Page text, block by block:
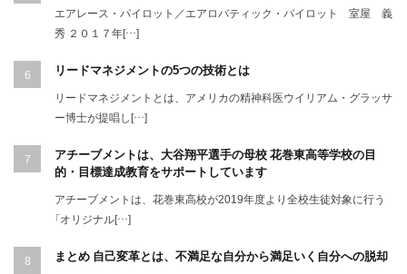
エアレース・パイロット／エアロバティック・パイロット 室屋 義
秀 ２０１７年[…]
リードマネジメントの5つの技術とは
リードマネジメントとは、アメリカの精神科医ウイリアム・グラッサ
ー博士が提唱し[…]
アチーブメントは、大谷翔平選手の母校 花巻東高等学校の目
的・目標達成教育をサポートしています
アチーブメントは、花巻東高校が2019年度より全校生徒対象に行う
「オリジナル[…]
まとめ 自己変革とは、不満足な自分から満足いく自分への脱却